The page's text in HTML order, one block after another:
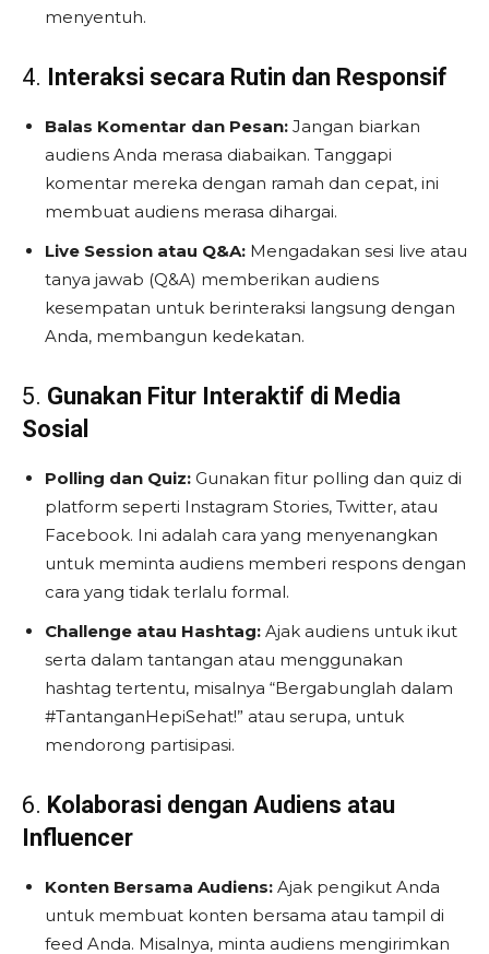
menyentuh.
4. Interaksi secara Rutin dan Responsif
Balas Komentar dan Pesan: Jangan biarkan
audiens Anda merasa diabaikan. Tanggapi
komentar mereka dengan ramah dan cepat, ini
membuat audiens merasa dihargai.
Live Session atau Q&A: Mengadakan sesi live atau
tanya jawab (Q&A) memberikan audiens
kesempatan untuk berinteraksi langsung dengan
Anda, membangun kedekatan.
5. Gunakan Fitur Interaktif di Media
Sosial
Polling dan Quiz: Gunakan fitur polling dan quiz di
platform seperti Instagram Stories, Twitter, atau
Facebook. Ini adalah cara yang menyenangkan
untuk meminta audiens memberi respons dengan
cara yang tidak terlalu formal.
Challenge atau Hashtag: Ajak audiens untuk ikut
serta dalam tantangan atau menggunakan
hashtag tertentu, misalnya “Bergabunglah dalam
#TantanganHepiSehat!” atau serupa, untuk
mendorong partisipasi.
6. Kolaborasi dengan Audiens atau
Influencer
Konten Bersama Audiens: Ajak pengikut Anda
untuk membuat konten bersama atau tampil di
feed Anda. Misalnya, minta audiens mengirimkan